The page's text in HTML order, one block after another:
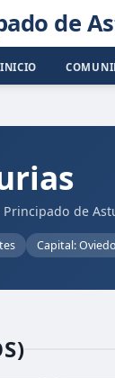
de
INICIO
de
Capital: Oviedo